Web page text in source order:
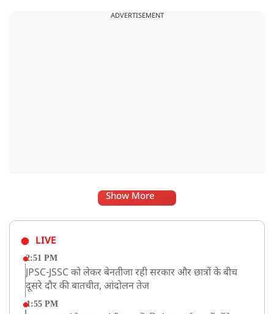
ADVERTISEMENT
Show More
LIVE
2:51 PM
JPSC-JSSC को लेकर बेनतीजा रही सरकार और छात्रों के बीच
दूसरे दौर की बातचीत, आंदोलन तेज
1:55 PM